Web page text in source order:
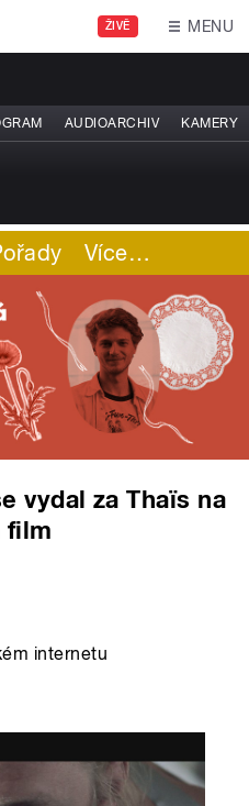
ŽIVĚ MENU
AUDIOARCHIV KAMERY
Více…
vydal za Thaïs na
film
internetu